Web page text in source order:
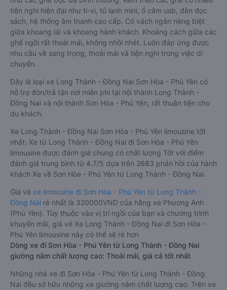
tiện nghi hiện đại như ti-vi, tủ lạnh mini, ổ cắm usb, đèn đọc
sách, hệ thống âm thanh cao cấp. Có vách ngăn riêng biệt
giữa khoang lái và khoang hành khách. Khoảng cách giữa các
ghế ngồi rất thoải mái, không nhồi nhét. Luôn đáp ứng được
nhu cầu về sang trọng, thoải mái và tiện nghi trong việc di
chuyển.
Đây là loại xe Long Thành - Đồng Nai Sơn Hòa - Phú Yên có
hỗ trợ đón/trả tận nơi miễn phí tại nội thành Long Thành -
Đồng Nai và nội thành Sơn Hòa - Phú Yên, rất thuận tiện cho
du khách.
Xe Long Thành - Đồng Nai Sơn Hòa - Phú Yên limousine tốt
nhất: Xe từ Long Thành - Đồng Nai đi Sơn Hòa - Phú Yên
limousine được đánh giá chung có chất lượng Tốt với điểm
đánh giá trung bình từ 4.7/5 dựa trên 2683 phản hồi của hành
khách Xe về Sơn Hòa - Phú Yên từ Long Thành - Đồng Nai.
Giá vé xe limousine đi Sơn Hòa - Phú Yên từ Long Thành -
Đồng Nai rẻ nhất là 320000VND của hãng xe Phương Anh
(Phú Yên). Tùy thuộc vào vị trí ngồi của bạn và chương trình
khuyến mãi, giá vé Xe Long Thành - Đồng Nai đi Sơn Hòa -
Phú Yên limousine này có thể sẽ rẻ hơn
Dòng xe đi Sơn Hòa - Phú Yên từ Long Thành - Đồng Nai
giường nằm chất lượng cao: Thoải mái, giá cả tốt nhất
Những nhà xe đi Sơn Hòa - Phú Yên từ Long Thành - Đồng
Nai đều sở hữu những xe giường nằm chất lượng cao. Trên xe